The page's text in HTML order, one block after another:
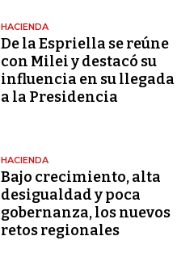
HACIENDA
De la Espriella se reúne
con Milei y destacó su
influencia en su llegada
a la Presidencia
HACIENDA
Bajo crecimiento, alta
desigualdad y poca
gobernanza, los nuevos
retos regionales